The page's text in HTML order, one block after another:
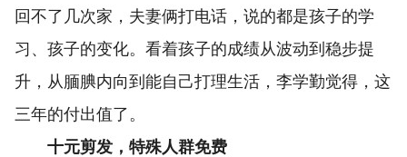
回不了几次家，夫妻俩打电话，说的都是孩子的学
习、孩子的变化。看着孩子的成绩从波动到稳步提
升，从腼腆内向到能自己打理生活，李学勤觉得，这
三年的付出值了。
十元剪发，特殊人群免费